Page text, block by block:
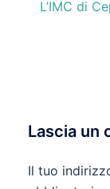
L’IMC di
Lascia un
Il tuo